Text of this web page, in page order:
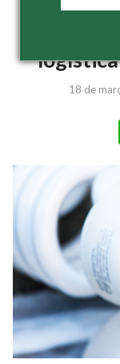
18 de